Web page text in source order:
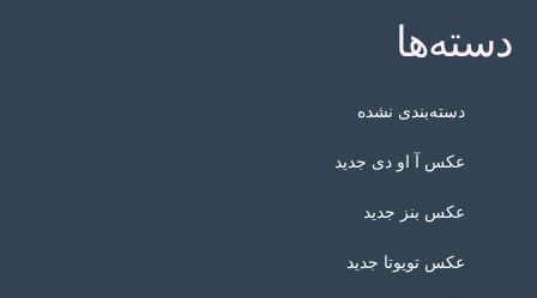
دسته‌ها
دسته‌بندی نشده
عکس آ او دی جدید
عکس بنز جدید
عکس تویوتا جدید